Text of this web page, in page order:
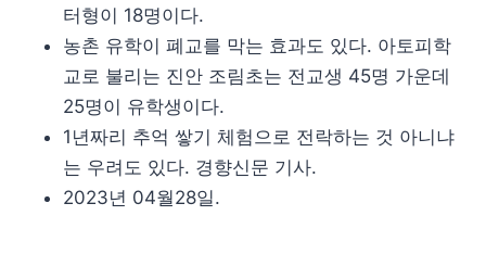
터형이 18명이다.
농촌 유학이 폐교를 막는 효과도 있다. 아토피학
교로 불리는 진안 조림초는 전교생 45명 가운데
25명이 유학생이다.
1년짜리 추억 쌓기 체험으로 전락하는 것 아니냐
는 우려도 있다. 경향신문 기사.
2023년 04월28일.